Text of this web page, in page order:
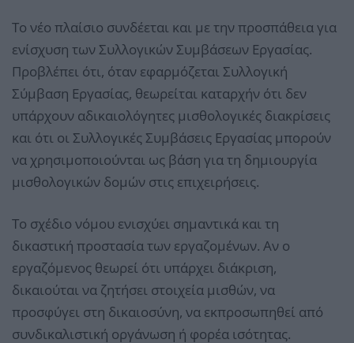
Το νέο πλαίσιο συνδέεται και με την προσπάθεια για
ενίσχυση των Συλλογικών Συμβάσεων Εργασίας.
Προβλέπει ότι, όταν εφαρμόζεται Συλλογική
Σύμβαση Εργασίας, θεωρείται καταρχήν ότι δεν
υπάρχουν αδικαιολόγητες μισθολογικές διακρίσεις
και ότι οι Συλλογικές Συμβάσεις Εργασίας μπορούν
να χρησιμοποιούνται ως βάση για τη δημιουργία
μισθολογικών δομών στις επιχειρήσεις.
Το σχέδιο νόμου ενισχύει σημαντικά και τη
δικαστική προστασία των εργαζομένων. Αν ο
εργαζόμενος θεωρεί ότι υπάρχει διάκριση,
δικαιούται να ζητήσει στοιχεία μισθών, να
προσφύγει στη δικαιοσύνη, να εκπροσωπηθεί από
συνδικαλιστική οργάνωση ή φορέα ισότητας.